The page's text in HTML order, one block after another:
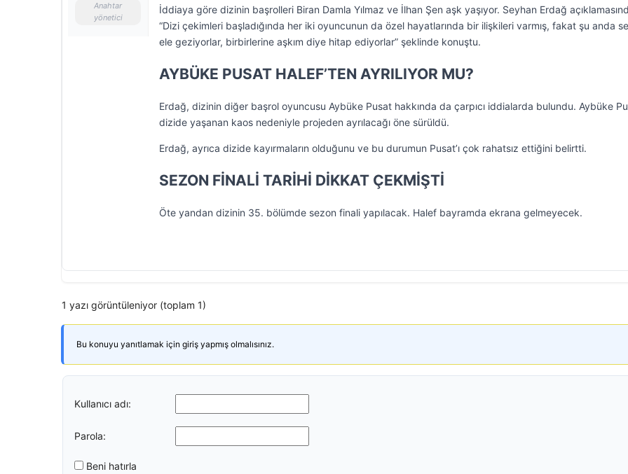
Anahtar
yönetici
İddiaya göre dizinin başrolleri Biran Damla Yılmaz ve İlhan Şen aşk yaşıyor. Seyhan Erdağ
“Dizi çekimleri başladığında her iki oyuncunun da özel hayatlarında bir ilişkileri varmış, fakat şu anda
ele geziyorlar, birbirlerine aşkım diye hitap ediyorlar” şeklinde konuştu.
AYBÜKE PUSAT HALEF’TEN AYRILIYOR MU?
Erdağ, dizinin diğer başrol oyuncusu Aybüke Pusat hakkında da çarpıcı iddialarda bulundu. Aybüke
dizide yaşanan kaos nedeniyle projeden ayrılacağı öne sürüldü.
Erdağ, ayrıca dizide kayırmaların olduğunu ve bu durumun Pusat’ı çok rahatsız ettiğini belirtti.
SEZON FİNALİ TARİHİ DİKKAT ÇEKMİŞTİ
Öte yandan dizinin 35. bölümde sezon finali yapılacak. Halef bayramda ekrana gelmeyecek.
1 yazı görüntüleniyor (toplam 1)
Bu konuyu yanıtlamak için giriş yapmış olmalısınız.
Kullanıcı adı:
Parola:
Beni hatırla